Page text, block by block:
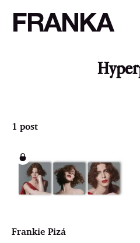
FRANKA
1 post
Frankie Pizá